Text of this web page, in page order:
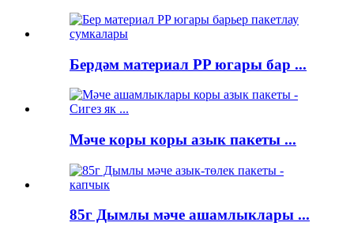
Бердәм материал PP югары бар ...
Мәче коры коры азык пакеты ...
85г Дымлы мәче ашамлыклары ...